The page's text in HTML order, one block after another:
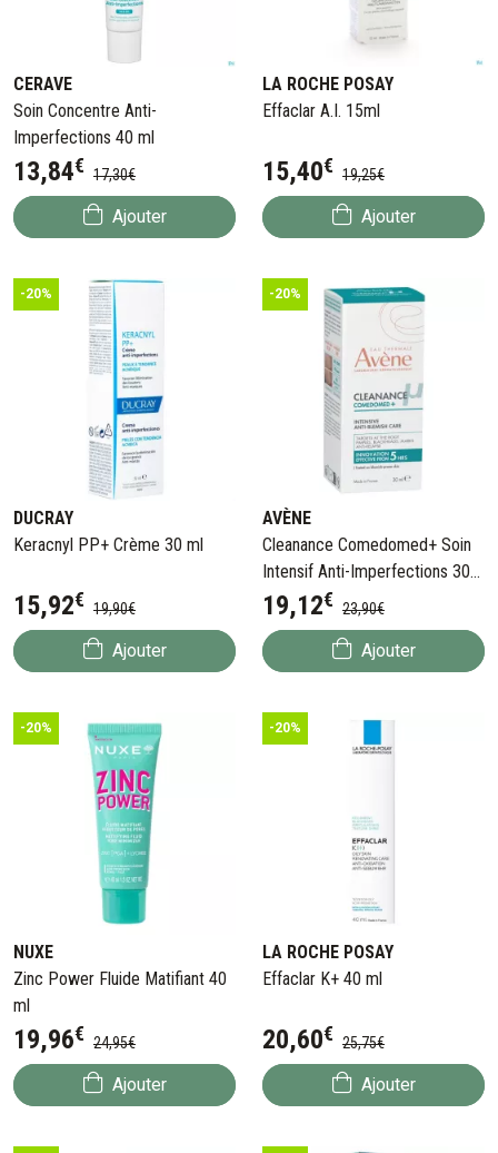
CERAVE
Soin Concentre Anti-
Imperfections 40 ml
13,84€ 17,30€
Ajouter
LA ROCHE POSAY
Effaclar A.I. 15ml
15,40€ 19,25€
Ajouter
-20%
DUCRAY
Keracnyl PP+ Crème 30 ml
15,92€ 19,90€
Ajouter
-20%
AVÈNE
Cleanance Comedomed+ Soin
Intensif Anti-Imperfections 30
ml
19,12€ 23,90€
Ajouter
-20%
NUXE
Zinc Power Fluide Matifiant 40
ml
19,96€ 24,95€
Ajouter
-20%
LA ROCHE POSAY
Effaclar K+ 40 ml
20,60€ 25,75€
Ajouter